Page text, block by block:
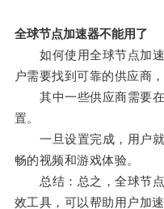
全球节点加速器不能用了
如何使用全球节点加速
户需要找到可靠的供应商
其中一些供应商需要在
置。
一旦设置完成，用户就
畅的视频和游戏体验。
总结：总之，全球节点
效工具，可以帮助用户加